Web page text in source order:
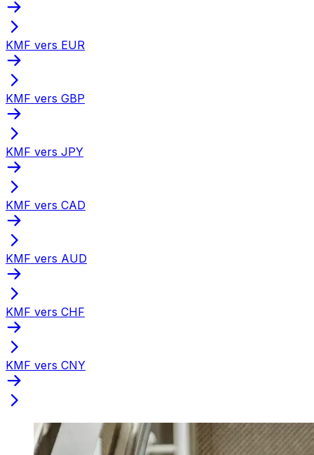
KMF vers EUR
KMF vers GBP
KMF vers JPY
KMF vers CAD
KMF vers AUD
KMF vers CHF
KMF vers CNY